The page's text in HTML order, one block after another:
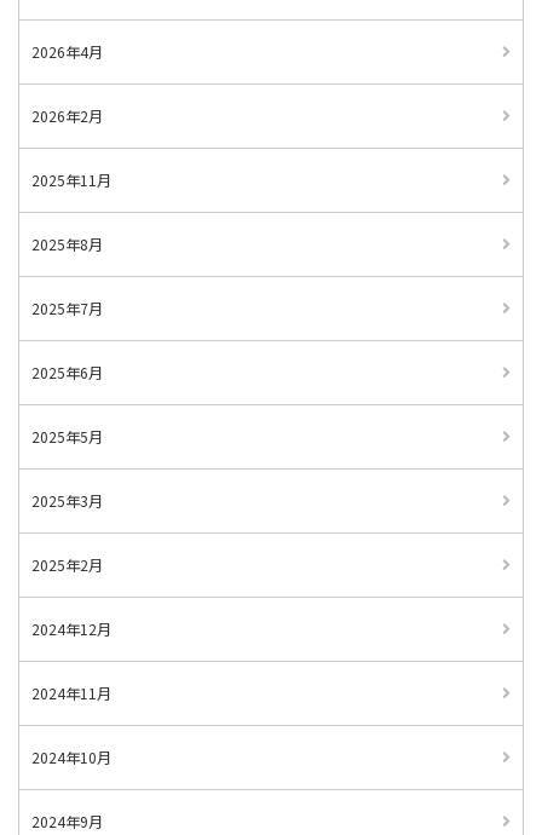
2026年4月
2026年2月
2025年11月
2025年8月
2025年7月
2025年6月
2025年5月
2025年3月
2025年2月
2024年12月
2024年11月
2024年10月
2024年9月